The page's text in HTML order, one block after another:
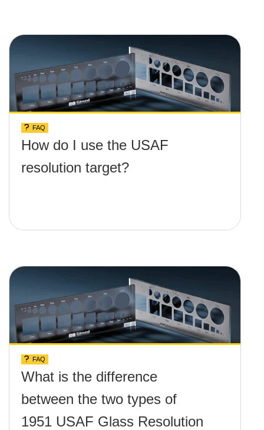
FAQ
How do I use the USAF
resolution target?
FAQ
What is the difference
between the two types of
1951 USAF Glass Resolution